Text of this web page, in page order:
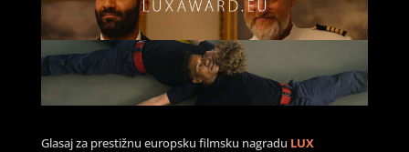
Glasaj za prestižnu europsku filmsku nagradu LUX